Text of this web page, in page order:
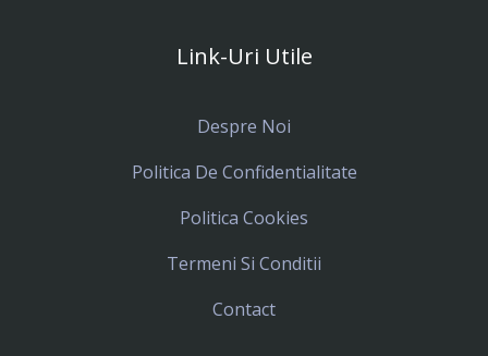
Link-Uri Utile
Despre Noi
Politica De Confidentialitate
Politica Cookies
Termeni Si Conditii
Contact